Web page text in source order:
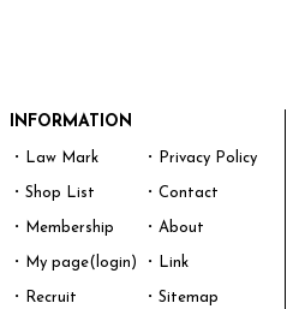
INFORMATION
・Law Mark ・Privacy Policy
・Shop List ・Contact
・Membership ・About
・My page(login) ・Link
・Recruit ・Sitemap